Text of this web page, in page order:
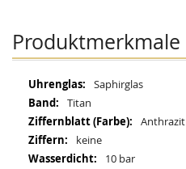
Produktmerkmale
Mehr
Informationen
Saphirglas
Titan
Anthrazit
keine
10 bar